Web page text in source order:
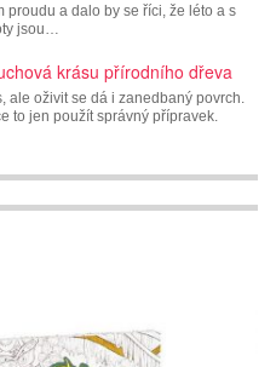
proudu a dalo by se říci, že léto a s
jsou…
krásu přírodního dřeva
ale oživit se dá i zanedbaný povrch.
to jen použít správný přípravek.